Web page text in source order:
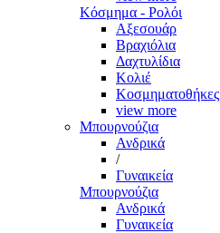
Κόσμημα - Ρολόι
Αξεσουάρ
Βραχιόλια
Δαχτυλίδια
Κολιέ
Κοσμηματοθήκες
view more
Μπουρνούζια
Ανδρικά
/
Γυναικεία
Μπουρνούζια
Ανδρικά
Γυναικεία